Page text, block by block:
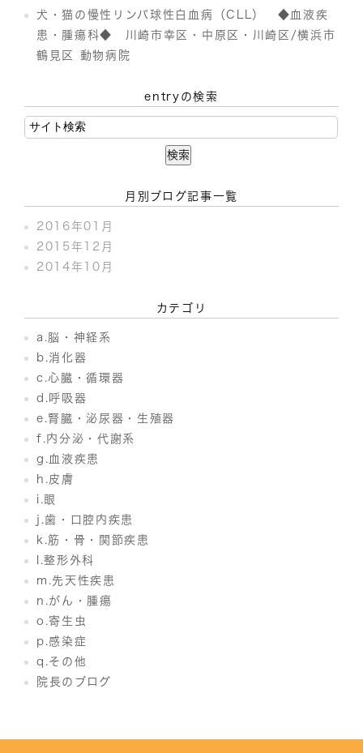
犬・猫の慢性リンパ球性白血病（CLL） ◆血液疾
患・腫瘍科◆ 川崎市幸区・中原区・川崎区/横浜市
鶴見区 動物病院
entryの検索
月別ブログ記事一覧
2016年01月
2015年12月
2014年10月
カテゴリ
a.脳・神経系
b.消化器
c.心臓・循環器
d.呼吸器
e.腎臓・泌尿器・生殖器
f.内分泌・代謝系
g.血液疾患
h.皮膚
i.眼
j.歯・口腔内疾患
k.筋・骨・関節疾患
l.整形外科
m.先天性疾患
n.がん・腫瘍
o.寄生虫
p.感染症
q.その他
院長のブログ